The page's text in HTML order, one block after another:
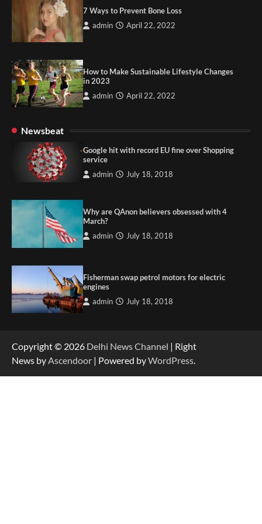
7 Ways to Prevent Bone Loss
admin April 22, 2022
How to Make Sustainable Lifestyle Changes
in 2023
admin April 22, 2022
Newsbeat
Google hit with record EU fine over Shopping
service
admin July 18, 2018
Why are QAnon believers obsessed with 4
March?
admin July 18, 2018
Fisherman swap petrol motors for electric
engines
admin July 18, 2018
Copyright © 2026 Delhi News Channel | Right
News byAscendoor | Powered byWordPress.